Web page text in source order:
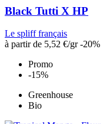
Black Tutti X HP
Le spliff français
à partir de 5,52 €/gr -20%
Promo
-15%
Greenhouse
Bio